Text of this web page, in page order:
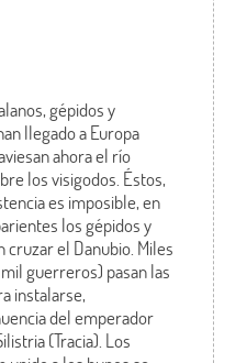
gépidos y
llegado a Europa
ahora el río
los visigodos. Éstos,
es imposible, en
los gépidos y
el Danubio. Miles
guerreros) pasan las
instalarse,
del emperador
(Tracia). Los